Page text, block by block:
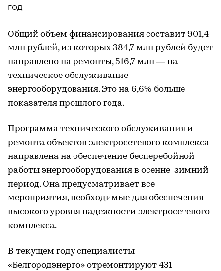
год
Общий объем финансирования составит 901,4
млн рублей, из которых 384,7 млн рублей будет
направлено на ремонты, 516,7 млн — на
техническое обслуживание
энергооборудования. Это на 6,6% больше
показателя прошлого года.
Программа технического обслуживания и
ремонта объектов электросетевого комплекса
направлена на обеспечение бесперебойной
работы энергооборудования в осенне-зимний
период. Она предусматривает все
мероприятия, необходимые для обеспечения
высокого уровня надежности электросетевого
комплекса.
В текущем году специалисты
«Белгородэнерго» отремонтируют 431